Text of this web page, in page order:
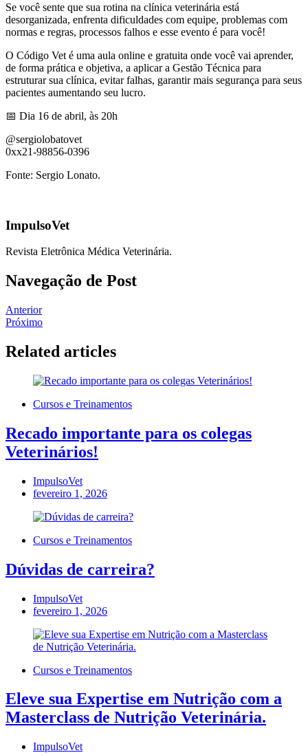
Se você sente que sua rotina na clínica veterinária está
desorganizada, enfrenta dificuldades com equipe, problemas com
normas e regras, processos falhos e esse evento é para você!
O Código Vet é uma aula online e gratuita onde você vai aprender,
de forma prática e objetiva, a aplicar a Gestão Técnica para
estruturar sua clínica, evitar falhas, garantir mais segurança para seus
pacientes aumentando seu lucro.
📅 Dia 16 de abril, às 20h
@sergiolobatovet
0xx21-98856-0396
Fonte: Sergio Lonato.
ImpulsoVet
Revista Eletrônica Médica Veterinária.
Navegação de Post
Anterior
Próximo
Related articles
Cursos e Treinamentos
Recado importante para os colegas
Veterinários!
ImpulsoVet
fevereiro 1, 2026
Cursos e Treinamentos
Dúvidas de carreira?
ImpulsoVet
fevereiro 1, 2026
Cursos e Treinamentos
Eleve sua Expertise em Nutrição com a
Masterclass de Nutrição Veterinária.
ImpulsoVet